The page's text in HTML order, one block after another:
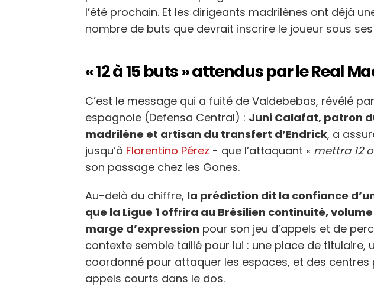
l’été prochain. Et les dirigeants madrilènes ont déjà
nombre de buts que devrait inscrire le joueur sous
« 12 à 15 buts » attendus par le Real
C’est le message qui a fuité de Valdebebas, révélé
espagnole (Defensa Central) : Juni Calafat, patron
madrilène et artisan du transfert d’Endrick, a
jusqu’à Florentino Pérez - que l’attaquant « mettra 12
son passage chez les Gones.
Au-delà du chiffre, la prédiction dit la confiance
que la Ligue 1 offrira au Brésilien continuité,
marge d’expression pour son jeu d’appels et de
contexte semble taillé pour lui : une place de titulaire,
coordonné pour attaquer les espaces, et des centres
appels courts dans le dos.